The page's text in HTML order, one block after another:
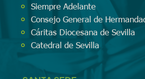
Siempre Adelante
Consejo General de
Cáritas Diocesana de Sevilla
Catedral de Sevilla